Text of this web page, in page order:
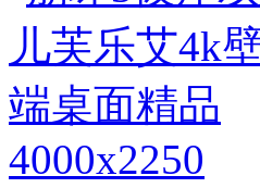
4000x2250